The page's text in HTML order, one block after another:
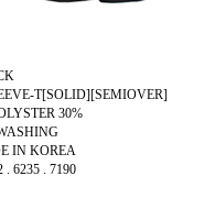
T[SOLID][SEMIOVER]
30%
IN KOREA
. 6235 . 7190